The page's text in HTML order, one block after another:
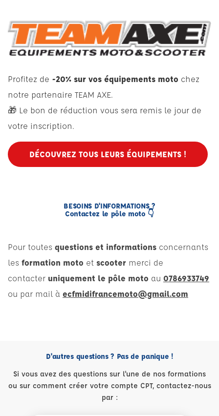
Profitez de -20% sur vos équipements moto chez
notre partenaire TEAM AXE.
🎁 Le bon de réduction vous sera remis le jour de
votre inscription.
DÉCOUVREZ TOUS LEURS ÉQUIPEMENTS !
BESOINS D'INFORMATIONS ?
Contactez le pôle moto 👇
Pour toutes questions et informations concernants
les formation moto et scooter merci de
contacter uniquement le pôle moto au 0786933749
ou par mail à ecfmidifrancemoto@gmail.com
D'autres questions ? Pas de panique !
Si vous avez des questions sur l'une de nos formations
ou sur comment créer votre compte CPT, contactez-nous
par :